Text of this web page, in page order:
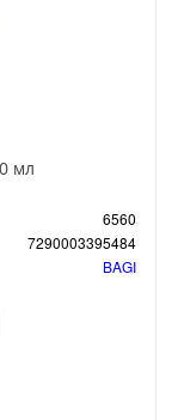
мл
6560
7290003395484
BAGI